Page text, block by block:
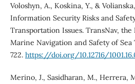
Voloshyn, A., Koskina, Y., &
Information Security Risks and
Transportation Issues. TransNav,
Marine Navigation and Safety of Sea
722. https://doi.org/10.12716/
Merino, J., Sasidharan, M., Herrera,